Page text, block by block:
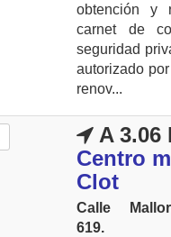
obtención y
carnet de
seguridad
autorizado
renov...
A 3.06
Centro
Clot
Calle
619.